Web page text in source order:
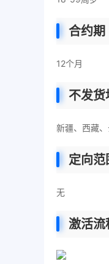
合约期
12个月
不发货
新疆、西藏
定向范
无
激活流